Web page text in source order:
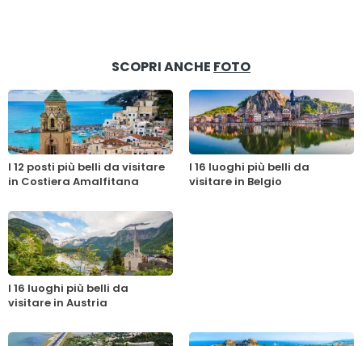
SCOPRI ANCHE FOTO
I 12 posti più belli da visitare
in Costiera Amalfitana
I 16 luoghi più belli da
visitare in Belgio
I 16 luoghi più belli da
visitare in Austria